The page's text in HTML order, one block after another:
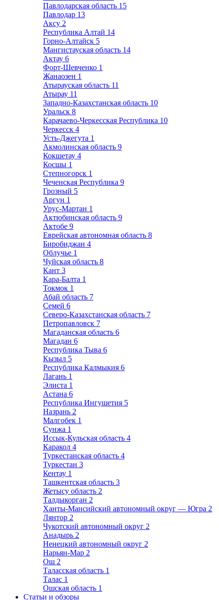
Павлодарская область 15
Павлодар 13
Аксу 2
Республика Алтай 14
Горно-Алтайск 5
Мангистауская область 14
Актау 6
Форт-Шевченко 1
Жанаозен 1
Атырауская область 11
Атырау 11
Западно-Казахстанская область 10
Уральск 8
Карачаево-Черкесская Республика 10
Черкесск 4
Усть-Джегута 1
Акмолинская область 9
Кокшетау 4
Косшы 1
Степногорск 1
Чеченская Республика 9
Грозный 5
Аргун 1
Урус-Мартан 1
Актюбинская область 9
Актобе 9
Еврейская автономная область 8
Биробиджан 4
Облучье 1
Чуйская область 8
Кант 3
Кара-Балта 1
Токмок 1
Абай область 7
Семей 6
Северо-Казахстанская область 7
Петропавловск 7
Магаданская область 6
Магадан 6
Республика Тыва 6
Кызыл 5
Республика Калмыкия 6
Лагань 1
Элиста 1
Астана 6
Республика Ингушетия 5
Назрань 2
Малгобек 1
Сунжа 1
Иссык-Кульская область 4
Каракол 4
Туркестанская область 4
Туркестан 3
Кентау 1
Ташкентская область 3
Жетысу область 2
Талдыкорган 2
Ханты-Мансийский автономный округ — Югра 2
Лянтор 2
Чукотский автономный округ 2
Анадырь 2
Ненецкий автономный округ 2
Нарьян-Мар 2
Ош 2
Таласская область 1
Талас 1
Ошская область 1
Статьи и обзоры